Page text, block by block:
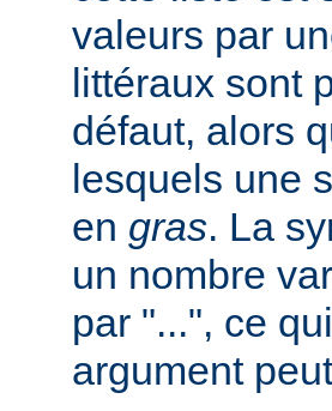
valeurs par
littéraux sont
défaut, alors
lesquels une
en gras. La
un nombre
par "...", ce
argument